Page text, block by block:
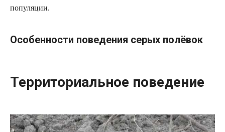
популяции.
Особенности поведения серых полёвок
Территориальное поведение